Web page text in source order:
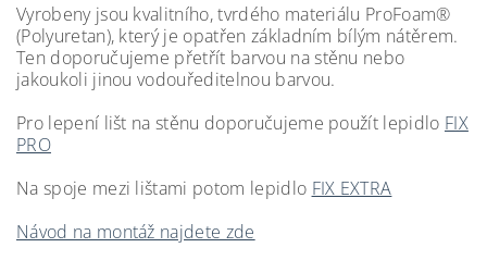
Vyrobeny jsou kvalitního, tvrdého materiálu ProFoam®
(Polyuretan), který je opatřen základním bílým nátěrem.
Ten doporučujeme přetřít barvou na stěnu nebo
jakoukoli jinou vodouředitelnou barvou.
Pro lepení lišt na stěnu doporučujeme použít lepidlo FIX
PRO
Na spoje mezi lištami potom lepidlo FIX EXTRA
Návod na montáž najdete zde